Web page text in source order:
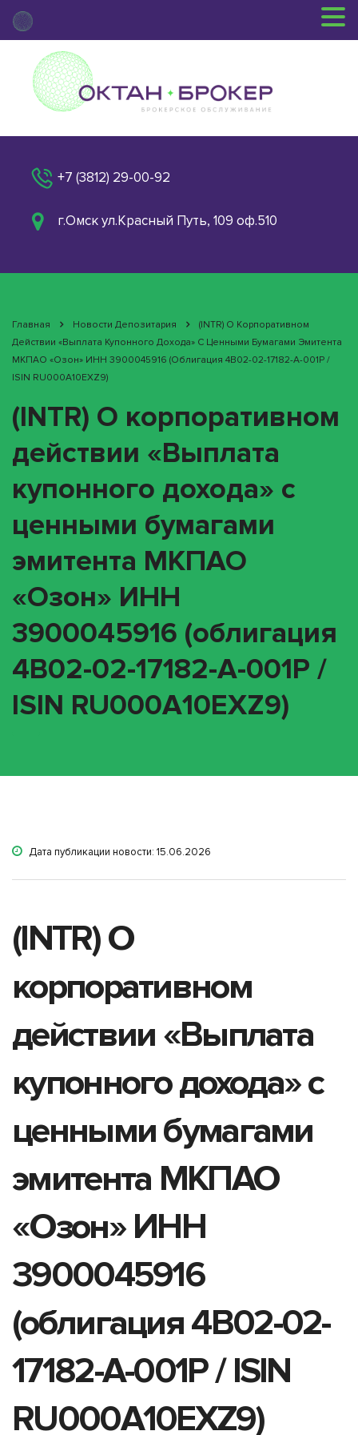
+7 (3812) 29-00-92
г.Омск ул.Красный Путь, 109 оф.510
Главная Новости Депозитария
(INTR) О Корпоративном
Действии «Выплата Купонного Дохода» С Ценными Бумагами Эмитента
МКПАО «Озон» ИНН 3900045916 (облигация 4B02-02-17182-A-001P /
ISIN RU000A10EXZ9)
(INTR) О корпоративном
действии «Выплата
купонного дохода» с
ценными бумагами
эмитента МКПАО
«Озон» ИНН
3900045916 (облигация
4B02-02-17182-A-001P /
ISIN RU000A10EXZ9)
Дата публикации новости: 15.06.2026
(INTR) О
корпоративном
действии «Выплата
купонного дохода» с
ценными бумагами
эмитента МКПАО
«Озон» ИНН
3900045916
(облигация 4B02-02-
17182-A-001P / ISIN
RU000A10EXZ9)